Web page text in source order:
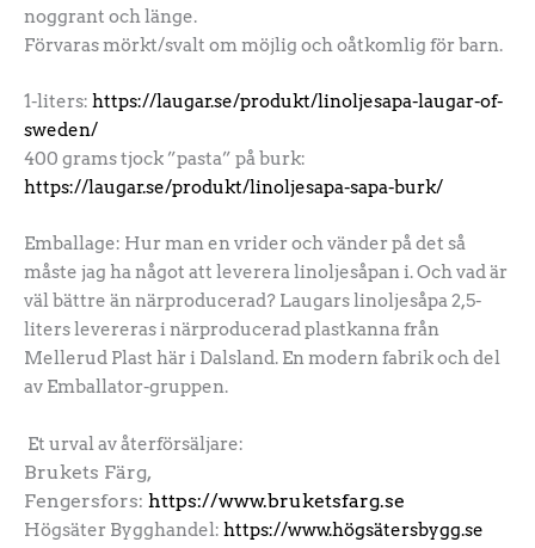
noggrant och länge.
Förvaras mörkt/svalt om möjlig och oåtkomlig för barn.
1-liters: https://laugar.se/produkt/linoljesapa-laugar-of-
sweden/
400 grams tjock ”pasta” på burk:
https://laugar.se/produkt/linoljesapa-sapa-burk/
Emballage: Hur man en vrider och vänder på det så
måste jag ha något att leverera linoljesåpan i. Och vad är
väl bättre än närproducerad? Laugars linoljesåpa 2,5-
liters levereras i närproducerad plastkanna från
Mellerud Plast här i Dalsland. En modern fabrik och del
av Emballator-gruppen.
Et urval av återförsäljare:
Brukets Färg,
Fengersfors: https://www.bruketsfarg.se
Högsäter Bygghandel: https://www.högsätersbygg.se